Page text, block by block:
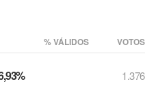
% VÁLIDOS VOTOS
1.376